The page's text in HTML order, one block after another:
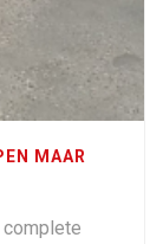
MAAR
complete